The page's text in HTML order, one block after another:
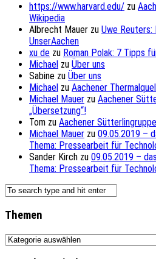
https://www.harvard.edu/ zu
Wikipedia
Albrecht Mauer zu Uwe Reuters:
UnserAachen
xu de zu Roman Polak: 7 Tipps
Michael zu Über uns
Sabine zu Über uns
Michael zu Aachener
Michael Mauer zu Aachener
„Übersetzung“!
Tom zu Aachener
Michael Mauer zu 09.05.2019 –
Thema: Pressearbeit für
Sander Kirch zu 09.05.2019 –
Thema: Pressearbeit für
Themen
Themen